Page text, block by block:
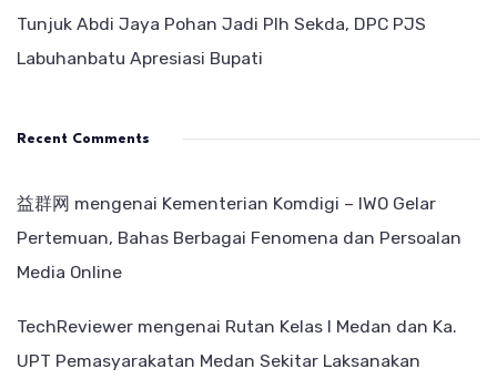
Tunjuk Abdi Jaya Pohan Jadi Plh Sekda, DPC PJS
Labuhanbatu Apresiasi Bupati
Recent Comments
益群网 mengenai Kementerian Komdigi – IWO Gelar
Pertemuan, Bahas Berbagai Fenomena dan Persoalan
Media Online
TechReviewer mengenai Rutan Kelas I Medan dan Ka.
UPT Pemasyarakatan Medan Sekitar Laksanakan